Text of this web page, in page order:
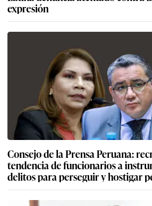
expresión
Consejo de la Prensa Peruana:
tendencia de funcionarios a
delitos para perseguir y hostigar